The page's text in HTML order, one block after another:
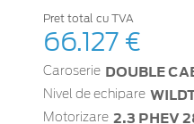
Pret total cu TVA
66.127 €
Caroserie DOUBLE
Nivel de echipare
Motorizare 2.3 PHEV